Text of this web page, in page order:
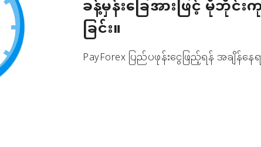
ခန့်မှန်းခြေအားဖြင့် မိုဘိုင်
ခြင်း။
PayForex ပြည်ပဖုန်းငွေဖြည့်ရန် အချိ